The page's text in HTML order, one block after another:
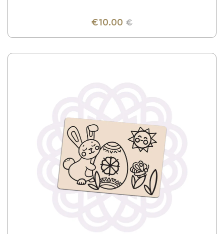
€10.00 €
UZZINI VAIRĀK